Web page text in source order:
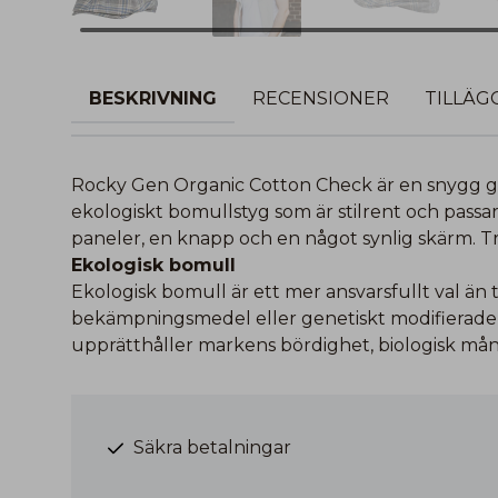
BESKRIVNING RECENSIONER
Rocky Gen Organic Cotton Check är en snygg
ekologiskt bomullstyg som är stilrent och
paneler, en knapp och en något synlig skärm.
Ekologisk bomull
Ekologisk bomull är ett mer ansvarsfullt val än
bekämpningsmedel eller genetiskt
upprätthåller markens bördighet, biologisk
Säkra betalningar